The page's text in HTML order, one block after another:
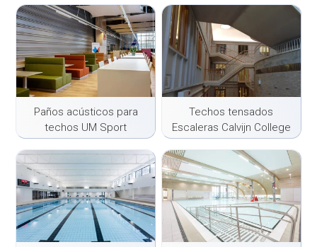
Paños acústicos para
techos UM Sport
Techos tensados
Escaleras Calvijn College